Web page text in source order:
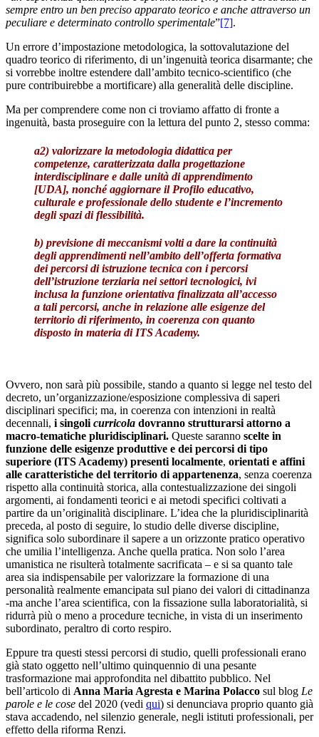
sempre entro un ben preciso apparato teorico e anche attraverso un
peculiare e determinato controllo sperimentale”[7].
Un errore d’impostazione metodologica, la sottovalutazione del
quadro teorico di riferimento, di un’ingenuità teorica disarmante; che
si vorrebbe inoltre estendere dall’ambito tecnico-scientifico (che
pure contribuirebbe a mortificare) alla generalità delle discipline.
Ma per comprendere come non ci troviamo affatto di fronte a
ingenuità, basta proseguire con la lettura del punto 2, stesso comma:
a2) valorizzare la metodologia didattica per
competenze, caratterizzata dalla progettazione
interdisciplinare e dalle unità di apprendimento
[UDA], nonché aggiornare il Profilo educativo,
culturale e professionale dello studente e l’incremento
degli spazi di flessibilità.
b) previsione di meccanismi volti a dare la continuità
degli apprendimenti nell’ambito dell’offerta formativa
dei percorsi di istruzione tecnica con ipercorsi
dell’istruzione terziaria nei settori tecnologici, ivi
inclusa la funzione orientativa finalizzata all’accesso
a tali percorsi, anche in relazione alle esigenze del
territorio di riferimento, in coerenza con quanto
disposto in materia di ITS Academy.
Ovvero, non sarà più possibile, stando a quanto si legge nel testo del
decreto, un’organizzazione/esposizione complessiva di saperi
disciplinari specifici; ma, in coerenza con intenzioni in realtà
decennali, i singoli curricola dovranno strutturarsi attorno a
macro-tematiche pluridisciplinari. Queste saranno scelte in
funzione delle esigenze produttive e dei percorsi di tipo
superiore (ITS Academy) presenti localmente, orientati e affini
alle caratteristiche del territorio di appartenenza, senza coerenza
rispetto alla continuità storica, alla contestualizzazione dei singoli
argomenti, ai fondamenti teorici e ai metodi specifici coltivati a
partire da un’originalità disciplinare. L’idea che la pluridisciplinarità
preceda, al posto di seguire, lo studio delle diverse discipline,
significa solo subordinare il sapere a un orizzonte pratico operativo
che umilia l’intelligenza. Anche quella pratica. Non solo l’area
umanistica ne risulterà totalmente sacrificata – e si sa quanto tale
area sia indispensabile per valorizzare la formazione di una
personalità realmente emancipata sul piano dei valori di cittadinanza
-ma anche l’area scientifica, con la fissazione sulla laboratorialità, si
ridurrà più o meno a procedure tecniche, in vista di un inserimento
subordinato, peraltro di corto respiro.
Eppure tra questi stessi percorsi di studio, quelli professionali erano
già stato oggetto nell’ultimo quinquennio di una pesante
trasformazione mai approfondita nel dibattito pubblico. Nel
bell’articolo di Anna Maria Agresta e Marina Polacco sul blog Le
parole e le cose del 2020 (vedi qui) si denunciava proprio quanto già
stava accadendo, nel silenzio generale, negli istituti professionali, per
effetto della riforma Renzi.